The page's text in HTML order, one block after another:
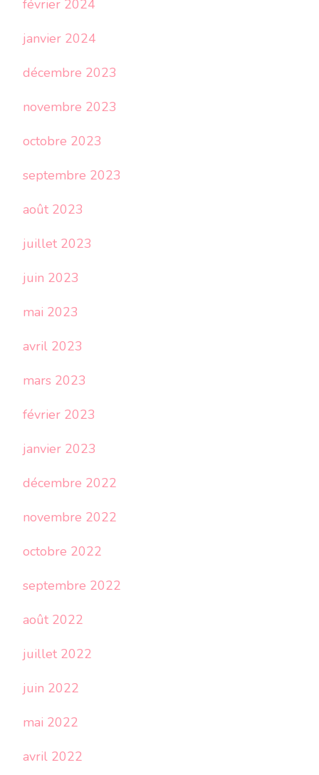
février 2024
janvier 2024
décembre 2023
novembre 2023
octobre 2023
septembre 2023
août 2023
juillet 2023
juin 2023
mai 2023
avril 2023
mars 2023
février 2023
janvier 2023
décembre 2022
novembre 2022
octobre 2022
septembre 2022
août 2022
juillet 2022
juin 2022
mai 2022
avril 2022